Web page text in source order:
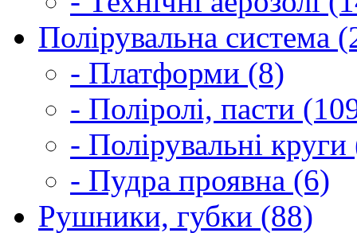
Полірувальна система
- Платформи (8)
- Поліролі, пасти
- Полірувальні
- Пудра проявна (6)
Рушники, губки (88)